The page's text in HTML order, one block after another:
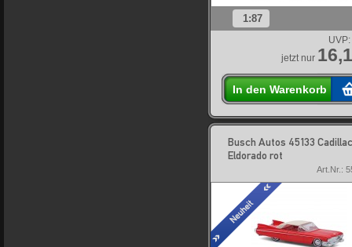
1:87
UVP:
jetzt nur
In den Warenkorb
Busch Autos 45133 Cadillac
Eldorado rot
Art.Nr.: